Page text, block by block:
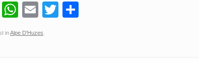
F
W
at
E
ail
T
inAlpe D'Huzes